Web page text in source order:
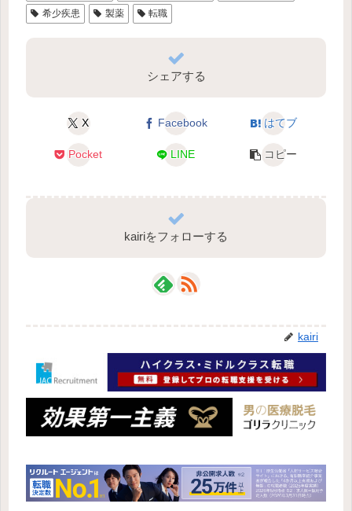
希少疾患
製薬 転職
シェアする
X Facebook はてブ
Pocket LINE コピー
kairiをフォローする
kairi